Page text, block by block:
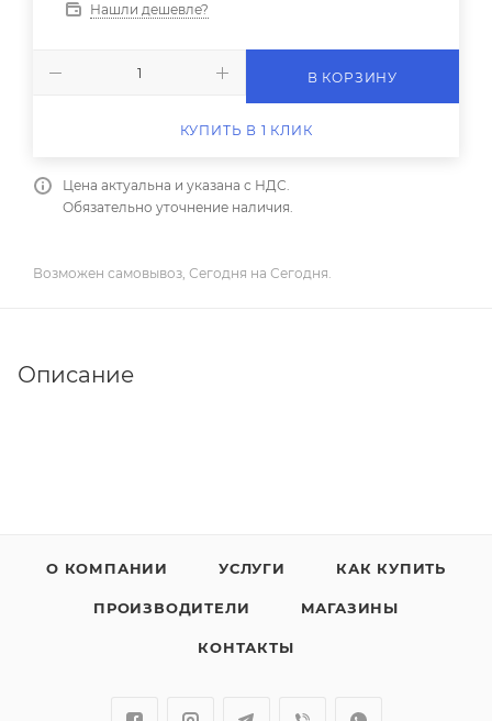
Нашли дешевле?
В КОРЗИНУ
КУПИТЬ В 1 КЛИК
Цена актуальна и указана с НДС.
Обязательно уточнение наличия.
Возможен самовывоз, Сегодня на Сегодня.
Описание
О КОМПАНИИ УСЛУГИ КАК КУПИТЬ
ПРОИЗВОДИТЕЛИ МАГАЗИНЫ
КОНТАКТЫ